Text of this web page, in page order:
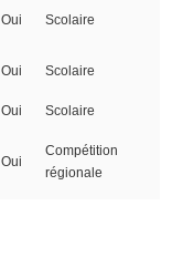
Oui Scolaire
Oui Scolaire
Oui
Scolaire
Oui
Compétition
régionale